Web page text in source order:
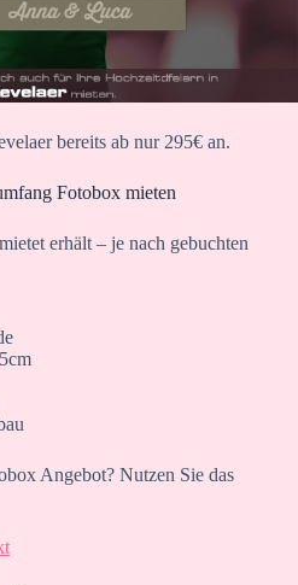
bereits ab nur 295€ an.
Fotobox mieten
erhält – je nach gebuchten
Angebot? Nutzen Sie das